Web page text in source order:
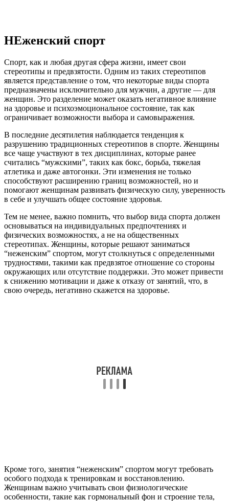
НЕженский спорт
Спорт, как и любая другая сфера жизни, имеет свои
стереотипы и предвзятости. Одним из таких стереотипов
является представление о том, что некоторые виды спорта
предназначены исключительно для мужчин, а другие — для
женщин. Это разделение может оказать негативное влияние
на здоровье и психоэмоциональное состояние, так как
ограничивает возможности выбора и самовыражения.
В последние десятилетия наблюдается тенденция к
разрушению традиционных стереотипов в спорте. Женщины
все чаще участвуют в тех дисциплинах, которые ранее
считались “мужскими”, таких как бокс, борьба, тяжелая
атлетика и даже автогонки. Эти изменения не только
способствуют расширению границ возможностей, но и
помогают женщинам развивать физическую силу, уверенность
в себе и улучшать общее состояние здоровья.
Тем не менее, важно помнить, что выбор вида спорта должен
основываться на индивидуальных предпочтениях и
физических возможностях, а не на общественных
стереотипах. Женщины, которые решают заниматься
“неженским” спортом, могут столкнуться с определенными
трудностями, такими как предвзятое отношение со стороны
окружающих или отсутствие поддержки. Это может привести
к снижению мотивации и даже к отказу от занятий, что, в
свою очередь, негативно скажется на здоровье.
Кроме того, занятия “неженским” спортом могут требовать
особого подхода к тренировкам и восстановлению.
Женщинам важно учитывать свои физиологические
особенности, такие как гормональный фон и строение тела,